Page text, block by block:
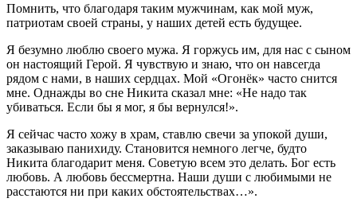
Помнить, что благодаря таким мужчинам, как мой муж,
патриотам своей страны, у наших детей есть будущее.
Я безумно люблю своего мужа. Я горжусь им, для нас с сыном
он настоящий Герой. Я чувствую и знаю, что он навсегда
рядом с нами, в наших сердцах. Мой «Огонёк» часто снится
мне. Однажды во сне Никита сказал мне: «Не надо так
убиваться. Если бы я мог, я бы вернулся!».
Я сейчас часто хожу в храм, ставлю свечи за упокой души,
заказываю панихиду. Становится немного легче, будто
Никита благодарит меня. Советую всем это делать. Бог есть
любовь. А любовь бессмертна. Наши души с любимыми не
расстаются ни при каких обстоятельствах…».